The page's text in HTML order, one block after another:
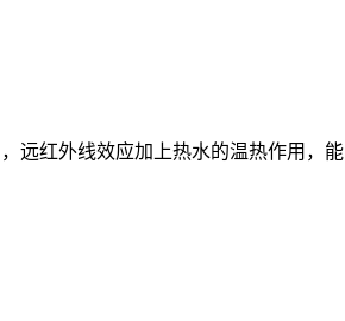
远红外线效应加上热水的温热作用，能